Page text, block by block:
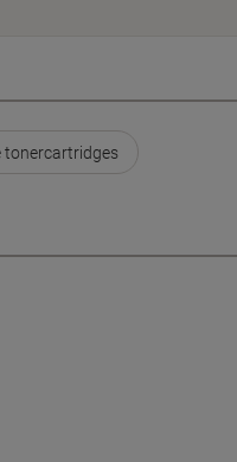
tonercartridges